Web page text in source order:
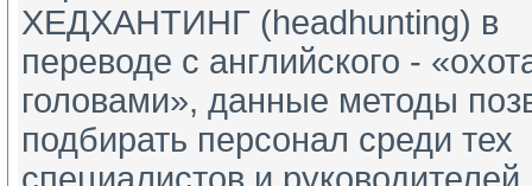
ХЕДХАНТИНГ (headhunting) в
переводе с английского -
головами», данные методы
подбирать персонал среди тех